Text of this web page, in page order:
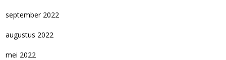
september 2022
augustus 2022
mei 2022